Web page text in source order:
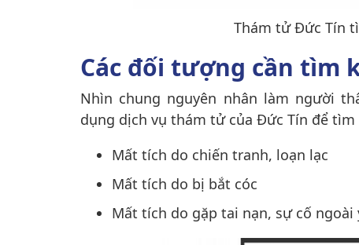
Thám tử Đức Tín
Các đối tượng cần tìm
Nhìn chung nguyên nhân làm người
dụng dịch vụ thám tử của Đức Tín để
Mất tích do chiến tranh, loạn lạc
Mất tích do bị bắt cóc
Mất tích do gặp tai nạn, sự cố ngoài